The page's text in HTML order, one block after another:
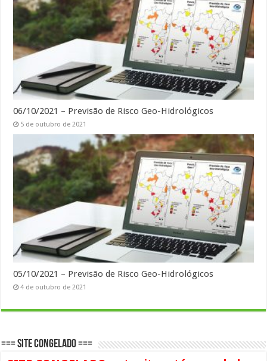
06/10/2021 – Previsão de Risco Geo-Hidrológicos
5 de outubro de 2021
05/10/2021 – Previsão de Risco Geo-Hidrológicos
4 de outubro de 2021
=== SITE CONGELADO ===